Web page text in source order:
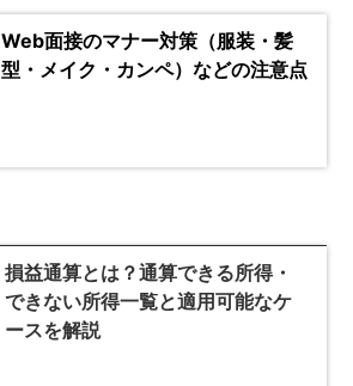
Web面接のマナー対策（服装・髪
型・メイク・カンペ）などの注意点
損益通算とは？通算できる所得・
できない所得一覧と適用可能なケ
ースを解説